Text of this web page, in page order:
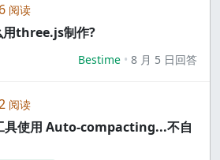
阅读
用three.js制作?
Bestime 8 月 5 日回答
阅读
使用 Auto-compacting...不自